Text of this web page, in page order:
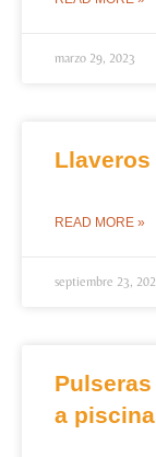
marzo 29, 2023
READ MORE »
septiembre 23,
a